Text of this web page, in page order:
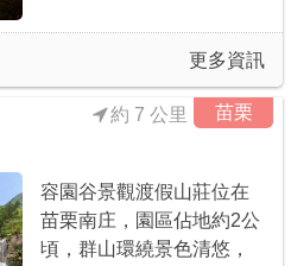
更多資訊
苗栗
約 7 公里
容園谷景觀渡假山莊位在
苗栗南庄，園區佔地約2公
頃，群山環繞景色清悠，